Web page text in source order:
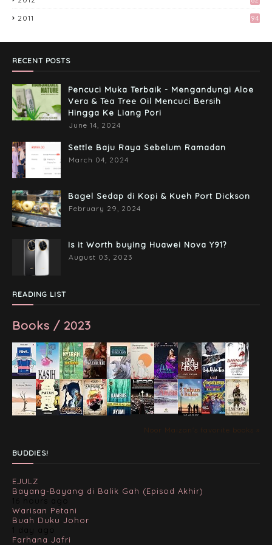
March 24, 2017
2011 94
RECENT POSTS
Pencuci Muka Terbaik - Mengandungi Aloe
Vera & Tea Tree Oil Mencuci Bersih
Hingga Ke Liang Pori
June 14, 2024
Settle Baju Raya Sebelum Ramadan
March 04, 2024
Bagel Sedap di Kopi & Kueh Port Dickson
February 29, 2024
Is it Worth buying Huawei Nova Y91?
August 03, 2023
READING LIST
Books / 2023
Noor Maizan's favorite books »
BUDDIES!
EJULZ
Bayang-Bayang di Balik Gah (Episod Akhir)
Warisan Petani
Buah Duku Johor
Farhana Jafri